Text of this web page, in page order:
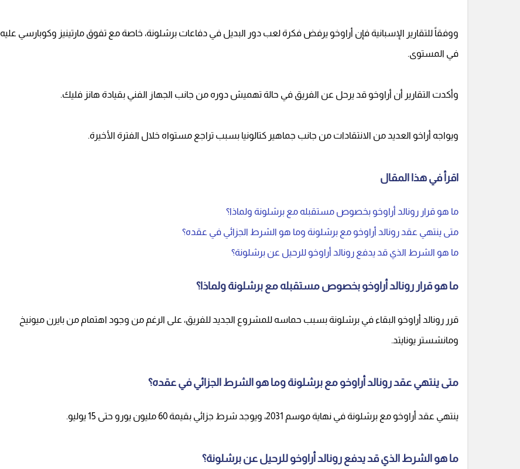
ووفقاً للتقارير الإسبانية فإن أراوخو يرفض فكرة لعب دور البديل في دفاعات برشلونة، خاصة مع تفوق مارتينيز وكوبارسي عليه
في المستوى.
وأكدت التقارير أن أراوخو قد يرحل عن الفريق في حالة تهميش دوره من جانب الجهاز الفني بقيادة هانز فليك.
ويواجه أراخو العديد من الانتقادات من جانب جماهير كتالونيا بسبب تراجع مستواه خلال الفترة الأخيرة.
اقرأ في هذا المقال
ما هو قرار رونالد أراوخو بخصوص مستقبله مع برشلونة ولماذا؟
متى ينتهي عقد رونالد أراوخو مع برشلونة وما هو الشرط الجزائي في عقده؟
ما هو الشرط الذي قد يدفع رونالد أراوخو للرحيل عن برشلونة؟
ما هو قرار رونالد أراوخو بخصوص مستقبله مع برشلونة ولماذا؟
قرر رونالد أراوخو البقاء في برشلونة بسبب حماسه للمشروع الجديد للفريق، على الرغم من وجود اهتمام من بايرن ميونيخ
ومانشستر يونايتد.
متى ينتهي عقد رونالد أراوخو مع برشلونة وما هو الشرط الجزائي في عقده؟
ينتهي عقد أراوخو مع برشلونة في نهاية موسم 2031، ويوجد شرط جزائي بقيمة 60 مليون يورو حتى 15 يوليو.
ما هو الشرط الذي قد يدفع رونالد أراوخو للرحيل عن برشلونة؟